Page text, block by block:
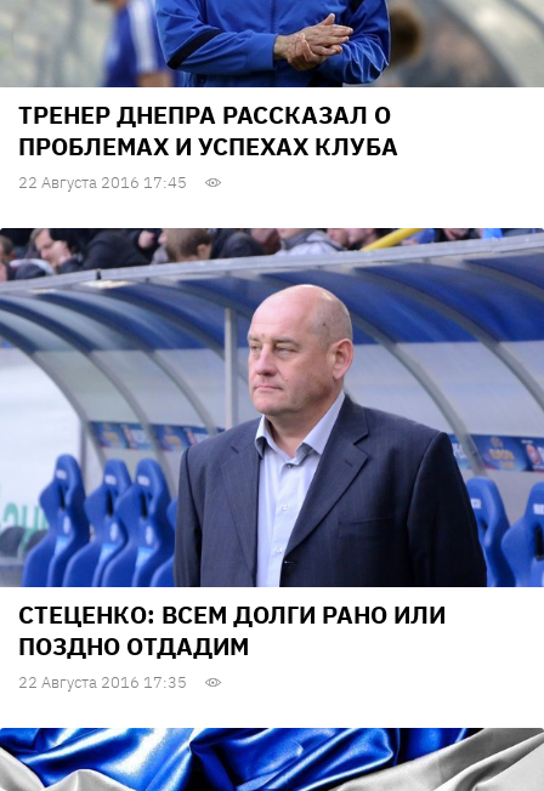
ТРЕНЕР ДНЕПРА РАССКАЗАЛ О
ПРОБЛЕМАХ И УСПЕХАХ КЛУБА
22 Августа 2016 17:45
СТЕЦЕНКО: ВСЕМ ДОЛГИ РАНО ИЛИ
ПОЗДНО ОТДАДИМ
22 Августа 2016 17:35